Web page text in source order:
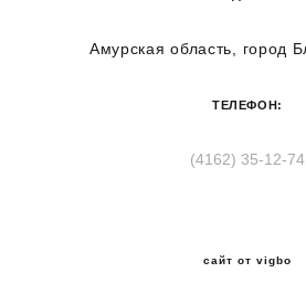
Амурская область, город
ТЕЛЕФОН:
(4162) 35-12-74
сайт от vigbo